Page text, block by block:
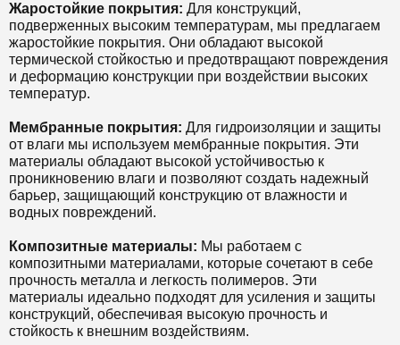
Жаростойкие покрытия: Для конструкций,
подверженных высоким температурам, мы предлагаем
жаростойкие покрытия. Они обладают высокой
термической стойкостью и предотвращают повреждения
и деформацию конструкции при воздействии высоких
температур.
Мембранные покрытия: Для гидроизоляции и защиты
от влаги мы используем мембранные покрытия. Эти
материалы обладают высокой устойчивостью к
проникновению влаги и позволяют создать надежный
барьер, защищающий конструкцию от влажности и
водных повреждений.
Композитные материалы: Мы работаем с
композитными материалами, которые сочетают в себе
прочность металла и легкость полимеров. Эти
материалы идеально подходят для усиления и защиты
конструкций, обеспечивая высокую прочность и
стойкость к внешним воздействиям.